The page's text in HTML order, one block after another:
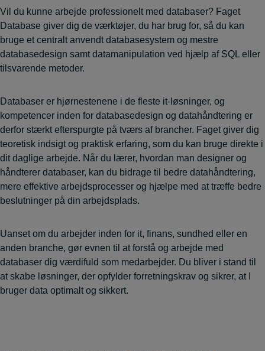
Vil du kunne arbejde professionelt med databaser? Faget
Database giver dig de værktøjer, du har brug for, så du kan
bruge et centralt anvendt databasesystem og mestre
databasedesign samt datamanipulation ved hjælp af SQL eller
tilsvarende metoder.
Databaser er hjørnestenene i de fleste it-løsninger, og
kompetencer inden for databasedesign og datahåndtering er
derfor stærkt efterspurgte på tværs af brancher. Faget giver dig
teoretisk indsigt og praktisk erfaring, som du kan bruge direkte i
dit daglige arbejde. Når du lærer, hvordan man designer og
håndterer databaser, kan du bidrage til bedre datahåndtering,
mere effektive arbejdsprocesser og hjælpe med at træffe bedre
beslutninger på din arbejdsplads.
Uanset om du arbejder inden for it, finans, sundhed eller en
anden branche, gør evnen til at forstå og arbejde med
databaser dig værdifuld som medarbejder. Du bliver i stand til
at skabe løsninger, der opfylder forretningskrav og sikrer, at I
bruger data optimalt og sikkert.